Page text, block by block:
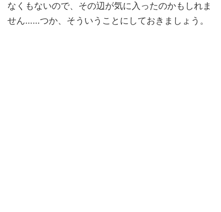
なくもないので、その辺が気に入ったのかもしれま
せん……つか、そういうことにしておきましょう。